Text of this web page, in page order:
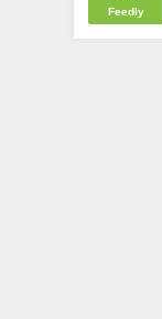
Feedly